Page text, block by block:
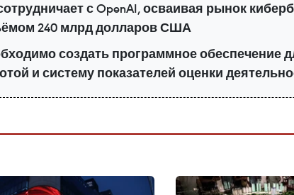
сотрудничает с OpenAI, осваивая рынок
240 млрд долларов США
создать программное обеспечение
и систему показателей оценки